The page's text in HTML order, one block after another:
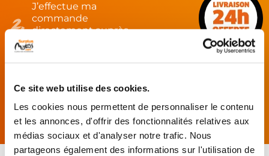
Ce site web utilise des cookies.
Les cookies nous permettent de personnaliser le contenu
et les annonces, d'offrir des fonctionnalités relatives aux
médias sociaux et d'analyser notre trafic. Nous
partageons également des informations sur l'utilisation de
J’effectue ma
commande
directement auprès
du réparateur.
Mes pièces sont livrées et